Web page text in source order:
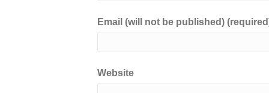
Email (will not be published)
Website